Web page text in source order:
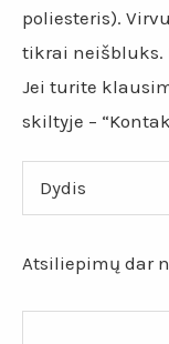
poliesteris).
tikrai neišbluks.
Jei turite
skiltyje –
Dydis
Atsiliepimų dar